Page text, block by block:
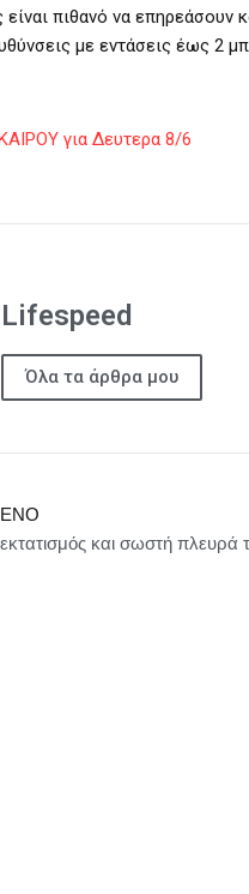
είναι πιθανό να
με εντάσεις έως 2
για Δευτερα 8/6
Lifespeed
Όλα τα άρθρα μου
και σωστή πλευρά